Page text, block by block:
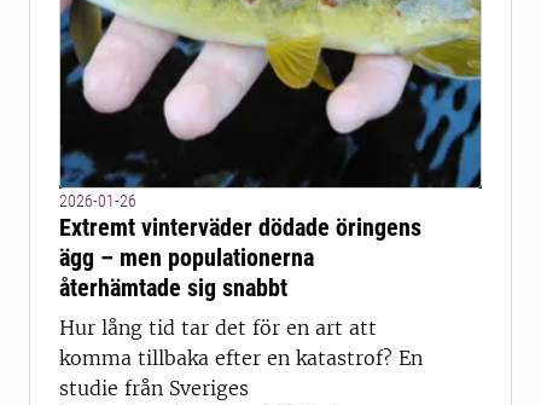
2026-01-26
Extremt vinterväder dödade öringens
ägg – men populationerna
återhämtade sig snabbt
Hur lång tid tar det för en art att
komma tillbaka efter en katastrof? En
studie från Sveriges